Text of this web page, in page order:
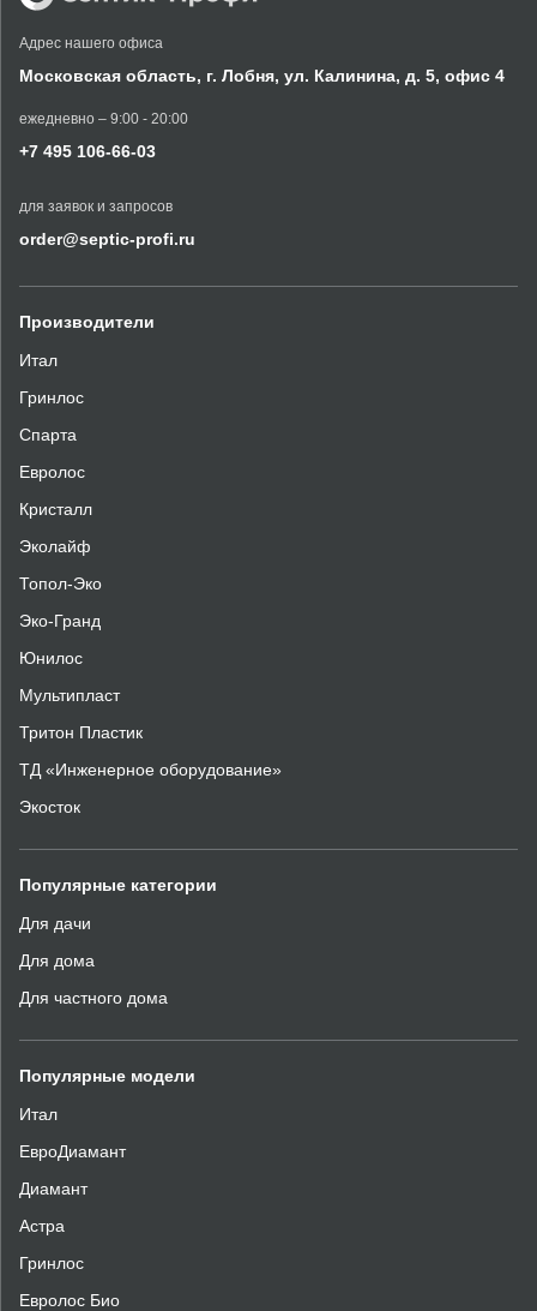
Адрес нашего офиса
Московская область, г. Лобня, ул. Калинина, д. 5, офис 4
ежедневно – 9:00 - 20:00
+7 495 106-66-03
для заявок и запросов
order@septic-profi.ru
Производители
Итал
Гринлос
Спарта
Евролос
Кристалл
Эколайф
Топол-Эко
Эко-Гранд
Юнилос
Мультипласт
Тритон Пластик
ТД «Инженерное оборудование»
Экосток
Популярные категории
Для дачи
Для дома
Для частного дома
Популярные модели
Итал
ЕвроДиамант
Диамант
Астра
Гринлос
Евролос Био